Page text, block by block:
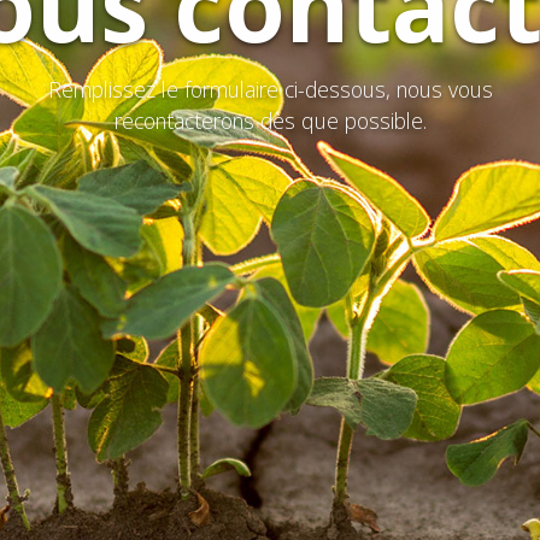
Remplissez le formulaire ci-dessous, nous vous
recontacterons dès que possible.